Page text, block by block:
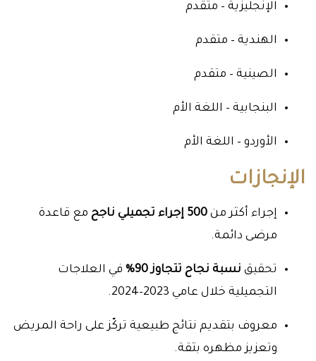
الإنجليزية – متقدم
الهندية – متقدم
الصينية – متقدم
البنجابية – اللغة الأم
الأوردو – اللغة الأم
الإنجازات
إجراء أكثر من 500 إجراء تجميلي ناجح
مع قاعدة
مرضى دائمة.
تحقيق نسبة نجاح تتجاوز 90%
في العلاجات
التجميلية خلال عامي 2023–2024.
معروف بتقديم نتائج طبيعية تركّز على راحة المريض
وتعزيز مظهره بثقة.